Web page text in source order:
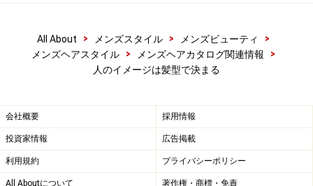
All About > メンズスタイル > メンズビューティ
>
メンズヘアスタイル
> メンズヘアカタログ関連情報
>
人のイメージは髪型で決まる
会社概要 採用情報
投資家情報 広告掲載
利用規約 プライバシーポリシー
All Aboutについて 著作権・商標・免責